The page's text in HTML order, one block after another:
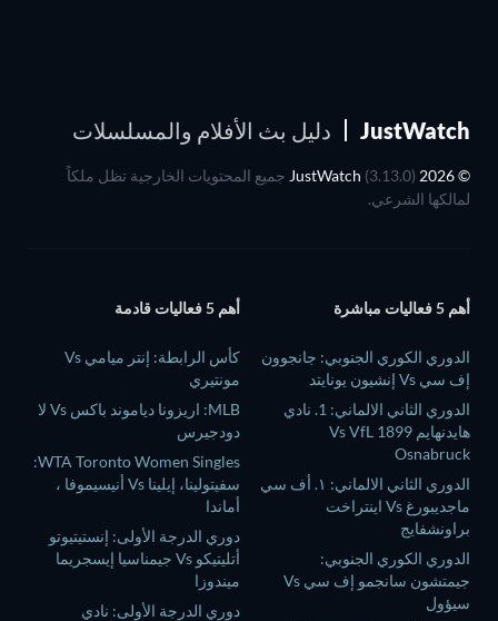
JustWatch دليل بث الأفلام والمسلسلات
(3.13.0) جميع المحتويات الخارجية تظل ملكاً
لمالكها الشرعي.
أهم 5 فعاليات مباشرة
الدوري الكوري الجنوبي: جانجوون
إف سي Vs إنشيون يونايتد
الدوري الثاني الالماني: 1. نادي
هايدنهايم Vs VfL 1899
Osnabruck
الدوري الثاني الالماني: ١. أف سي
ماجديبورغ Vs اينتراخت
براونشفايج
الدوري الكوري الجنوبي:
جيمتشون سانجمو إف سي Vs
سيؤول
أهم 5 فعاليات قادمة
كأس الرابطة: إنتر ميامي Vs
مونتيري
MLB: اريزونا دياموند باكس Vs لا
دودجيرس
WTA Toronto Women Singles:
سفيتولينا، إيلينا Vs أنيسيموفا ،
أماندا
دوري الدرجة الأولى: إنستيتيوتو
أتليتيكو Vs جيمناسيا إيسجريما
ميندوزا
دوري الدرجة الأولى: نادي